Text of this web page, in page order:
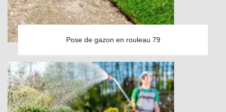
Pose de gazon en rouleau 79